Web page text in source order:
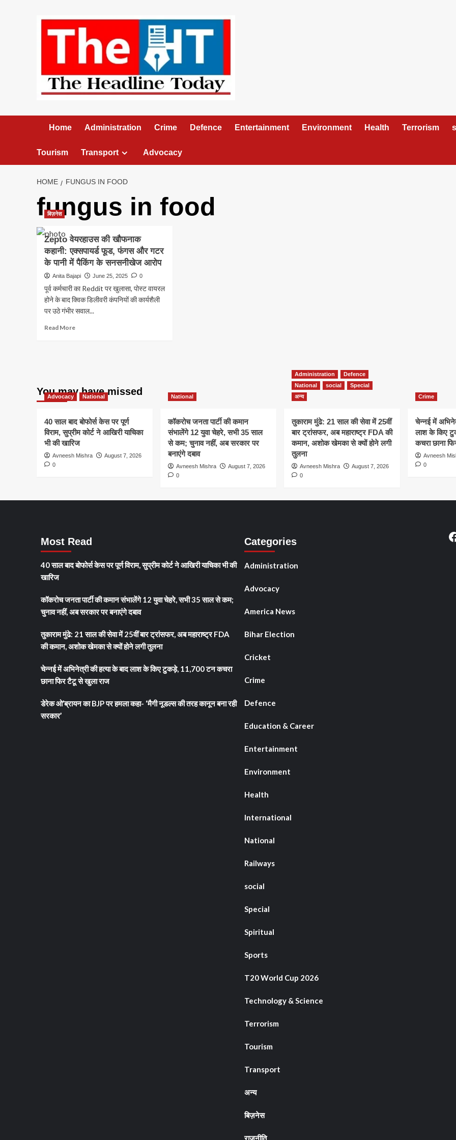
Home Administration Crime Defence Entertainment Environment Health Terrorism
Tourism Transport Advocacy
HOME FUNGUS IN FOOD
fungus in food
बिज़नेस
Zepto वेयरहाउस की खौफनाक
कहानी: एक्सपायर्ड फूड, फंगस और गटर
के पानी में पैकिंग के सनसनीखेज आरोप
Anita Bajapi June 25, 2025 0
पूर्व कर्मचारी का Reddit पर खुलासा, पोस्ट वायरल
होने के बाद क्विक डिलीवरी कंपनियों की कार्यशैली
पर उठे गंभीर सवाल...
Read MoreRead
कहानी:
एक्सपायर्ड
फंगस
और
गटर
सनसनीखेज
You may have missed
Advocacy National
40 साल बाद बोफोर्स केस पर पूर्ण
विराम, सुप्रीम कोर्ट ने आखिरी याचिका
भी की खारिज
Avneesh Mishra
August 7, 2026
0
National
कॉकरोच जनता पार्टी की कमान
संभालेंगे 12 युवा चेहरे, सभी 35 साल
से कम; चुनाव नहीं, अब सरकार पर
बनाएंगे दबाव
Avneesh Mishra
August 7, 2026
0
Administration
Defence
National
social
Special
अन्य
तुकाराम मुंढे: 21 साल की सेवा में 25वीं
बार ट्रांसफर, अब महाराष्ट्र FDA की
कमान, अशोक खेमका से क्यों होने लगी
तुलना
Avneesh Mishra
August 7, 2026
0
Crime
चेन्नई में
लाश के किए
कचरा छाना
Avneesh
0
Most Read
40 साल बाद बोफोर्स केस पर पूर्ण विराम, सुप्रीम कोर्ट ने आखिरी याचिका भी की
खारिज
कॉकरोच जनता पार्टी की कमान संभालेंगे 12 युवा चेहरे, सभी 35 साल से कम;
चुनाव नहीं, अब सरकार पर बनाएंगे दबाव
तुकाराम मुंढे: 21 साल की सेवा में 25वीं बार ट्रांसफर, अब महाराष्ट्र FDA
की कमान, अशोक खेमका से क्यों होने लगी तुलना
चेन्नई में अभिनेत्री की हत्या के बाद लाश के किए टुकड़े, 11,700 टन कचरा
छाना फिर टैटू से खुला राज
डेरेक ओ’ब्रायन का BJP पर हमला कहा- ‘मैगी नूडल्स की तरह कानून बना रही
सरकार’
Categories
Administration
Advocacy
America News
Bihar Election
Cricket
Crime
Defence
Education & Career
Entertainment
Environment
Health
International
National
Railways
social
Special
Spiritual
Sports
T20 World Cup 2026
Technology & Science
Terrorism
Tourism
Transport
अन्य
बिज़नेस
राजनीति